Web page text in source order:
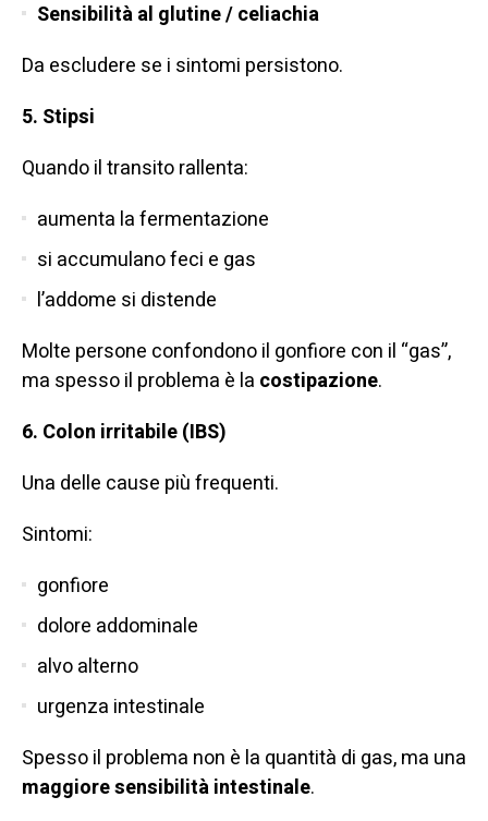
Sensibilità al glutine / celiachia
Da escludere se i sintomi persistono.
5. Stipsi
Quando il transito rallenta:
aumenta la fermentazione
si accumulano feci e gas
l’addome si distende
Molte persone confondono il gonfiore con il “gas”,
ma spesso il problema è la costipazione.
6. Colon irritabile (IBS)
Una delle cause più frequenti.
Sintomi:
gonfiore
dolore addominale
alvo alterno
urgenza intestinale
Spesso il problema non è la quantità di gas, ma una
maggiore sensibilità intestinale.